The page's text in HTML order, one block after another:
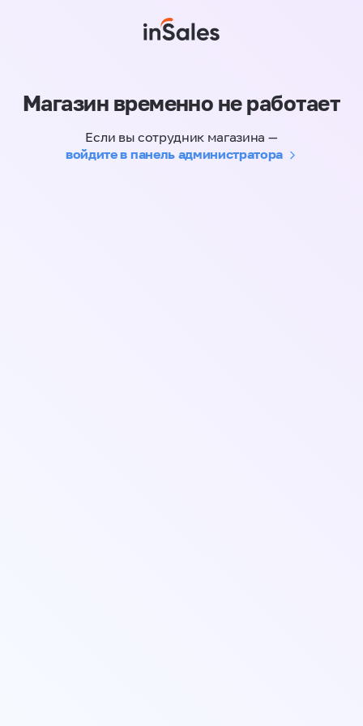
Магазин временно не работает
Если вы сотрудник магазина —
войдите в панель администратора